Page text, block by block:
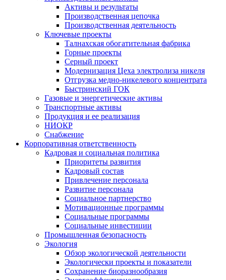
Активы и результаты
Производственная цепочка
Производственная деятельность
Ключевые проекты
Талнахская обогатительная фабрика
Горные проекты
Серный проект
Модернизация Цеха электролиза никеля
Отгрузка медно-никелевого концентрата
Быстринский ГОК
Газовые и энергетические активы
Транспортные активы
Продукция и ее реализация
НИОКР
Снабжение
Корпоративная ответственность
Кадровая и социальная политика
Приоритеты развития
Кадровый состав
Привлечение персонала
Развитие персонала
Социальное партнерство
Мотивационные программы
Социальные программы
Социальные инвестиции
Промышленная безопасность
Экология
Обзор экологической деятельности
Экологически проекты и показатели
Сохранение биоразнообразия